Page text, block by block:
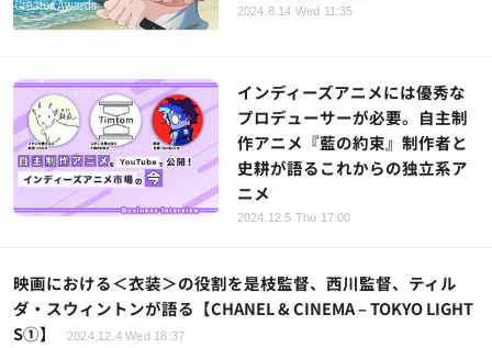
2024.8.14 Wed 11:35
インディーズアニメには優秀な
プロデューサーが必要。自主制
作アニメ『藍の約束』制作者と
史耕が語るこれからの独立系ア
ニメ
2024.12.5 Thu 17:00
映画における＜衣装＞の役割を是枝監督、西川監督、ティル
ダ・スウィントンが語る【CHANEL & CINEMA – TOKYO LIGHT
S①】
2024.12.4 Wed 18:37